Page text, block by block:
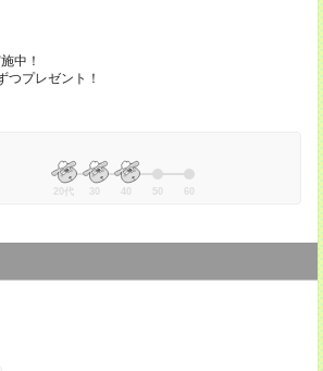
中！
つプレゼント！
20代 30 40 50 60